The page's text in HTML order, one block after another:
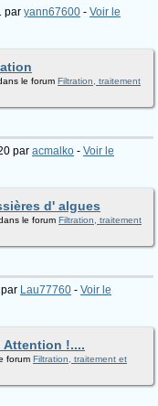
par yann67600 - Voir le
le forum Filtration, traitement
par acmalko - Voir le
d' algues
le forum Filtration, traitement
Lau77760 - Voir le
!....
forum Filtration, traitement et